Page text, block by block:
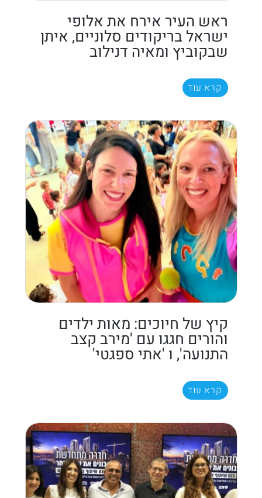
ראש העיר אירח את אלופי
ישראל בריקודים סלוניים, איתן
שבקוביץ ומאיה דנילוב
קרא עוד
קיץ של חיוכים: מאות ילדים
והורים חגגו עם 'מירב קצב
התנועה', ו 'אתי ספגטי'
קרא עוד